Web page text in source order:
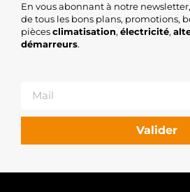
En vous abonnant à notre
de tous les bons plans, promotions,
piècesclimatisation, électricité,
démarreurs.
Valider